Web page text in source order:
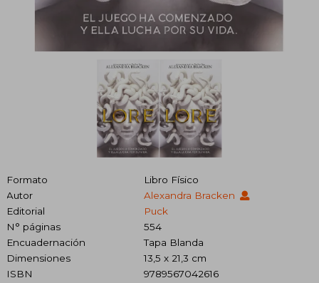
Formato
Libro Físico
Autor
Alexandra Bracken
Editorial
Puck
N° páginas
554
Encuadernación
Tapa Blanda
Dimensiones
13,5 x 21,3 cm
ISBN
9789567042616